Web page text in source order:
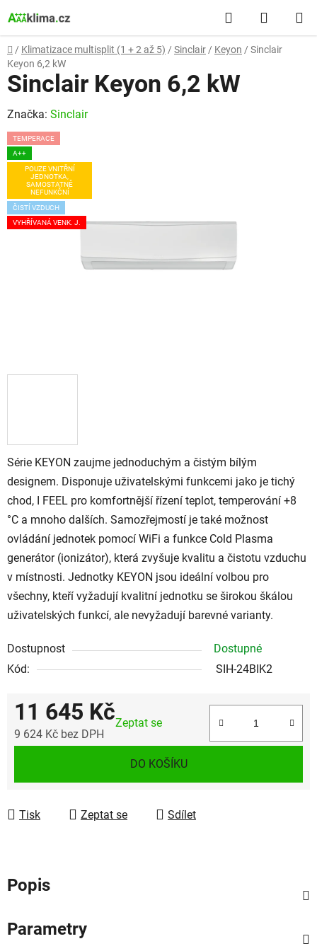
na
obsah
Hledat
KOŠÍK
Domů
/ Klimatizace multisplit (1 + 2 až 5) / Sinclair / Keyon / Sinclair
Keyon 6,2 kW
Série KEYON zaujme jednoduchým a čistým bílým
designem. Disponuje uživatelskými funkcemi jako je tichý
chod, I FEEL pro komfortnější řízení teplot, temperování +8
°C a mnoho dalších. Samozřejmostí je také možnost
ovládání jednotek pomocí WiFi a funkce Cold Plasma
generátor (ionizátor), která zvyšuje kvalitu a čistotu vzduchu
v místnosti. Jednotky KEYON jsou ideální volbou pro
všechny, kteří vyžadují kvalitní jednotku se širokou škálou
uživatelských funkcí, ale nevyžadují barevné varianty.
Dostupnost
Dostupné
Kód:
SIH-24BIK2
11 645 Kč
9 624 Kč bez DPH
Zeptat se
DO KOŠÍKU
Tisk Zeptat se Sdílet
Sinclair Keyon 6,2 kW
Značka: Sinclair
TEMPERACE
A++
POUZE VNITŘNÍ
JEDNOTKA,
SAMOSTATNĚ
NEFUNKČNÍ
ČISTÍ VZDUCH
VYHŘÍVANÁ VENK. J.
Popis
Parametry